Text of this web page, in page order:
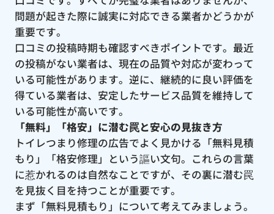
問題が起きた際に誠実に対応できる業者かどうかが
重要です。
口コミの投稿時期も確認すべきポイントです。最近
の投稿がない業者は、現在の品質や対応が変わって
いる可能性があります。逆に、継続的に良い評価を
得ている業者は、安定したサービス品質を維持して
いる可能性が高いです。
「無料」「格安」に潜む罠と安心の見抜き方
トイレつまり修理の広告でよく見かける「無料見積
もり」「格安修理」という謳い文句。これらの言葉
に惹かれるのは自然なことですが、その裏に潜む罠
を見抜く目を持つことが重要です。
まず「無料見積もり」について考えてみましょう。